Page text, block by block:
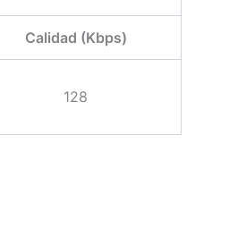
Calidad (Kbps)
128